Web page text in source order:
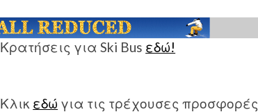
Κρατήσεις για Ski Bus εδώ!
Κλικ εδώ για τις τρέχουσες προσφορές